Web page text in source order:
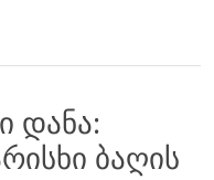
დანა:
ბაღის